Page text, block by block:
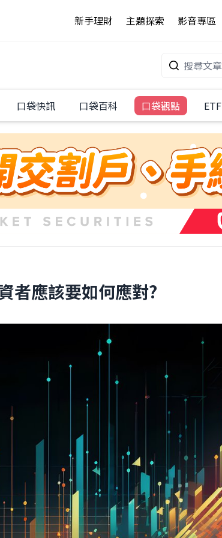
新手理財 主題探索 影音專區
口袋快訊 口袋百科 口袋觀點 ETF
者應該要如何應對?